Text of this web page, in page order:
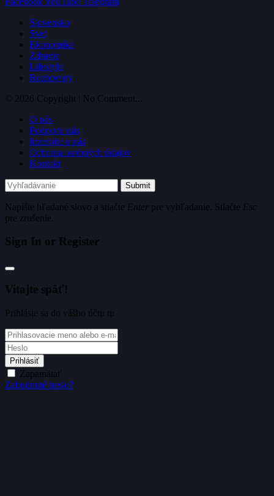
Slovensko
Svet
Ekonomika
Zdravie
Lifestyle
Rozhovory
© 2026 Copyright | No Comment...
O nás
Podporte nás
Inzerujte u nás
Ochrana osobných údajov
Kontakt
Submit
Napíšte hľadané slovo a stlačte Enter pre vyhľadanie. Stlačte Esc
pre zrušenie.
Sign In or Register
Vitajte späť!
Prihláste sa do vášho účtu tu
Prihlásiť
Zapamätať
Zabudnuté heslo?